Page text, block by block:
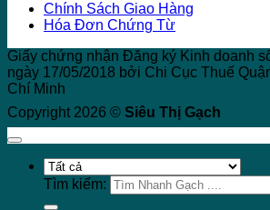
Chính Sách Giao Hàng
Hóa Đơn Chứng Từ
Giấy chứng nhận Đăng ký Kinh doanh
ngày 17/05/2018 bởi Chi Cục Thuế
Chí Minh
Copyright 2026 © Siêu Thị Gạch
Tìm kiếm: